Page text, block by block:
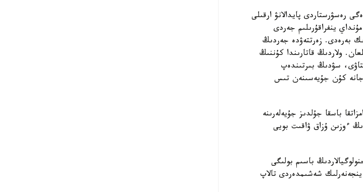
رەسۋرستاردى پايدالانۋ ارقىلى
ينفراقۇرىلىم جەردى
بەرەدى. زەرتتەۋدە جەردىڭ
ولاردىڭ قاتارىندا كۇننىڭ
سۋدىڭ بىرتىندەپ
جانە كۇن جۇيەسىنەن تىس
باسقا جۇلدىز جۇيەلەرىنە
ءوزىن ۇزاق ۋاقىت بويى
باسىم بولىگى
شەشىمدەردى تالاپ